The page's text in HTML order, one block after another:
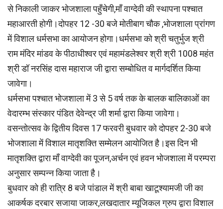
से निकाली जाकर भोजशाला पहुँचेगी,माँ वाग्देवी की स्थापना पश्चात
महाआरती होगी।दोपहर 12 -30 बजे मोतीबाग चौक ,भोजशाला प्रांगण
में विशाल धर्मसभा का आयोजन होगा।धर्मसभा को श्री चतुर्भुज श्री
राम मंदिर मांडव के पीठाधीश्वर एवं महामंडलेश्वर श्री श्री 1008 महंत
श्री डॉ नरसिंह दास महाराज जी द्वारा सम्बोधित व मार्गदर्शित किया
जावेगा।
धर्मसभा पश्चात भोजशाला में 3 से 5 वर्ष तक के बालक बालिकाओं का
वेदारम्भ संस्कार पंडित देवेन्द्र जी शर्मा द्वारा किया जावेगा।
वसन्तोत्सव के द्वितीय दिवस 17 फरवरी बुधवार को दोपहर 2-30 बजे
भोजशाला में विशाल मातृशक्ति सम्मेलन आयोजित है।इस दिन भी
मातृशक्ति द्वारा माँ वाग्देवी का पूजन,अर्चन एवं हवन भोजशाला में परम्परा
अनुसार सम्पन्न किया जाता है।
बुधवार को ही रात्रि 8 बजे पांडाल में श्री बाबा खाटूश्यामजी जी का
आकर्षक दरबार सजाया जाकर,लखदातार म्यूजिकल ग्रुप द्वारा विशाल